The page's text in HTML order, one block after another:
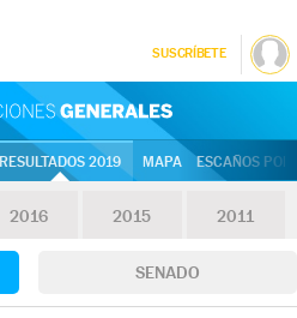
SUSCRÍBETE
RESULTADOS 2019 MAPA ESCAÑOS
2016 2015 2011
SENADO